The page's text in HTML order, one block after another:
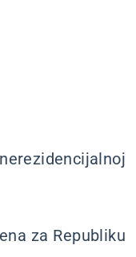
za Republiku